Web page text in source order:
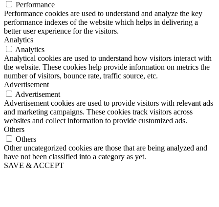
Performance
Performance cookies are used to understand and analyze the key
performance indexes of the website which helps in delivering a
better user experience for the visitors.
Analytics
Analytics
Analytical cookies are used to understand how visitors interact with
the website. These cookies help provide information on metrics the
number of visitors, bounce rate, traffic source, etc.
Advertisement
Advertisement
Advertisement cookies are used to provide visitors with relevant ads
and marketing campaigns. These cookies track visitors across
websites and collect information to provide customized ads.
Others
Others
Other uncategorized cookies are those that are being analyzed and
have not been classified into a category as yet.
SAVE & ACCEPT